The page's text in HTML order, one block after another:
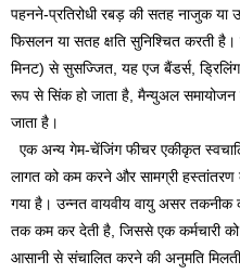
पहनने-प्रतिरोधी रबड़ की सतह नाजुक या
फिसलन या सतह क्षति सुनिश्चित करती
मिनट) से सुसज्जित, यह एज बैंडर्स, ड्रिलिंग
रूप से सिंक हो जाता है, मैन्युअल
जाता है।
एक अन्य गेम-चेंजिंग फीचर एकीकृत
लागत को कम करने और सामग्री
गया है। उन्नत वायवीय वायु असर तकनीक
तक कम कर देती है, जिससे एक कर्मचारी
आसानी से संचालित करने की अनुमति